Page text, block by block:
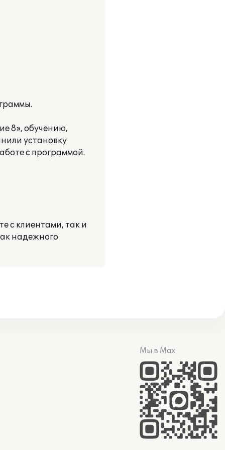
8», обучению,
установку
с программой.
с клиентами, так и
надежного
Мы в Max